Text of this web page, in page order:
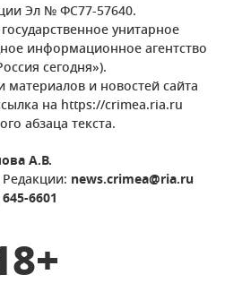
Эл № ФС77-57640.
унитарное
информационное агентство
сегодня»).
и новостей сайта
на https://crimea.ria.ru
абзаца текста.
А.В.
news.crimea@ria.ru
6601